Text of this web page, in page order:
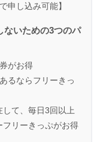
申し込み可能】
ないための3つのパ
がお得
るならフリーきっ
て、毎日3回以上
リーきっぷがお得